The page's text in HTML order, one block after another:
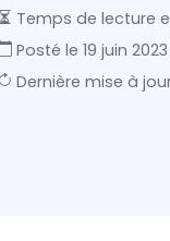
Temps de lecture
Posté le 19 juin 2023
Dernière mise à